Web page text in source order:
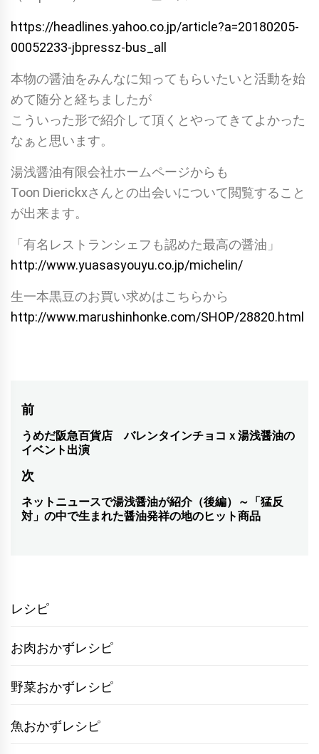
https://headlines.yahoo.co.jp/article?a=20180205-
00052233-jbpressz-bus_all
本物の醤油をみんなに知ってもらいたいと活動を始
めて随分と経ちましたが
こういった形で紹介して頂くとやってきてよかった
なぁと思います。
湯浅醤油有限会社ホームページからも
Toon Dierickxさんとの出会いについて閲覧すること
が出来ます。
「有名レストランシェフも認めた最高の醤油」
http://www.yuasasyouyu.co.jp/michelin/
生一本黒豆のお買い求めはこちらから
http://www.marushinhonke.com/SHOP/28820.html
投
稿
ビ
ゲ
ン
前
前
の
投
稿:
うめだ阪急百貨店 バレンタインチョコｘ湯浅醤油の
イベント出演
次
次
の
ネットニュースで湯浅醤油が紹介（後編）～「猛反
対」の中で生まれた醤油発祥の地のヒット商品
レシピ
お肉おかずレシピ
野菜おかずレシピ
魚おかずレシピ